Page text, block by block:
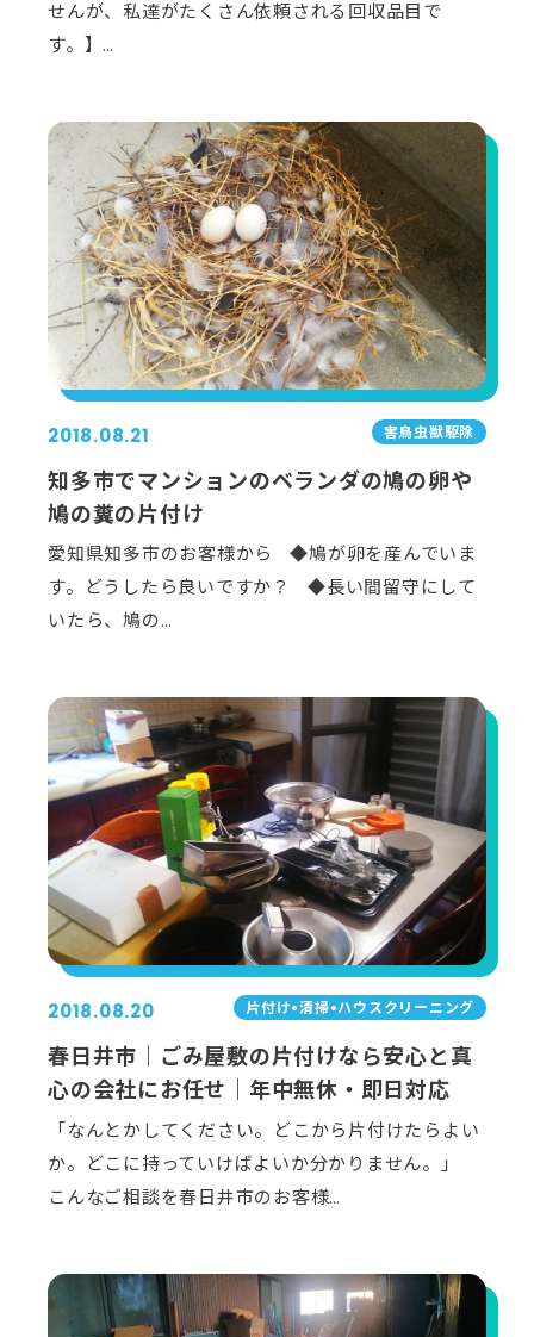
せんが、私達がたくさん依頼される回収品目で
す。】…
2018.08.21 害⿃⾍獣駆除
知多市でマンションのベランダの鳩の卵や
鳩の糞の片付け
愛知県知多市のお客様から ◆鳩が卵を産んでいま
す。どうしたら良いですか？ ◆長い間留守にして
いたら、鳩の…
2018.08.20 ⽚付け•清掃•ハウスクリーニング
春日井市｜ごみ屋敷の片付けなら安心と真
心の会社にお任せ｜年中無休・即日対応
「なんとかしてください。どこから片付けたらよい
か。どこに持っていけばよいか分かりません。」
こんなご相談を春日井市のお客様…